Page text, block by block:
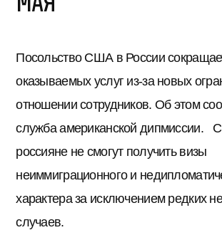
Посольство США в России
оказываемых услуг из-за новых
отношении сотрудников. Об этом
служба американской дипмиссии.
россияне не смогут получить визы
неиммиграционного и
характера за исключением редких
случаев.